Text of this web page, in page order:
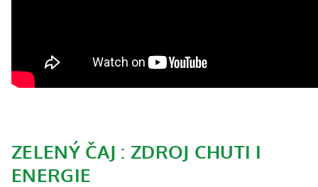
ZELENÝ ČAJ : ZDROJ CHUTI I
ENERGIE